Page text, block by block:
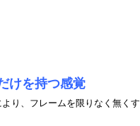
けを持つ感覚
り、フレームを限りなく無く